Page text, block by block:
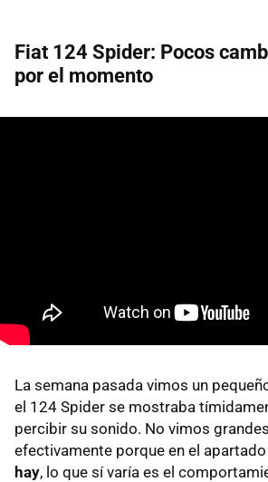
Fiat 124 Spider: Pocos
por el momento
La semana pasada vimos un
el 124 Spider se mostraba
percibir su sonido. No vimos
efectivamente porque en el
hay, lo que sí varía es el